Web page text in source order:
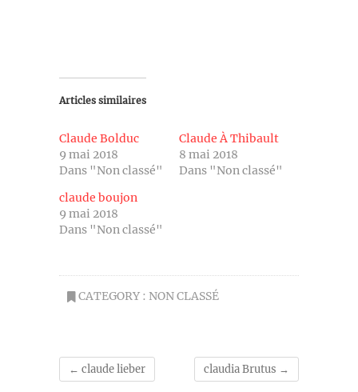
Articles similaires
Claude Bolduc
9 mai 2018
Dans "Non classé"
Claude À Thibault
8 mai 2018
Dans "Non classé"
claude boujon
9 mai 2018
Dans "Non classé"
CATEGORY : NON CLASSÉ
← claude lieber claudia Brutus →